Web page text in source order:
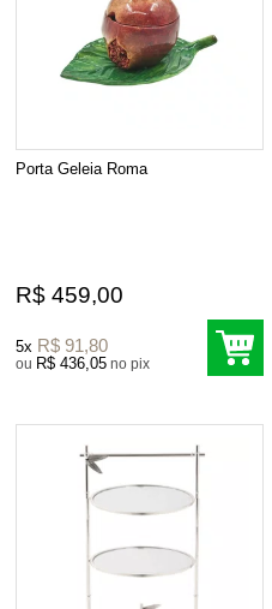
Porta Geleia Roma
R$ 459,00
5x R$ 91,80
ou R$ 436,05 no pix